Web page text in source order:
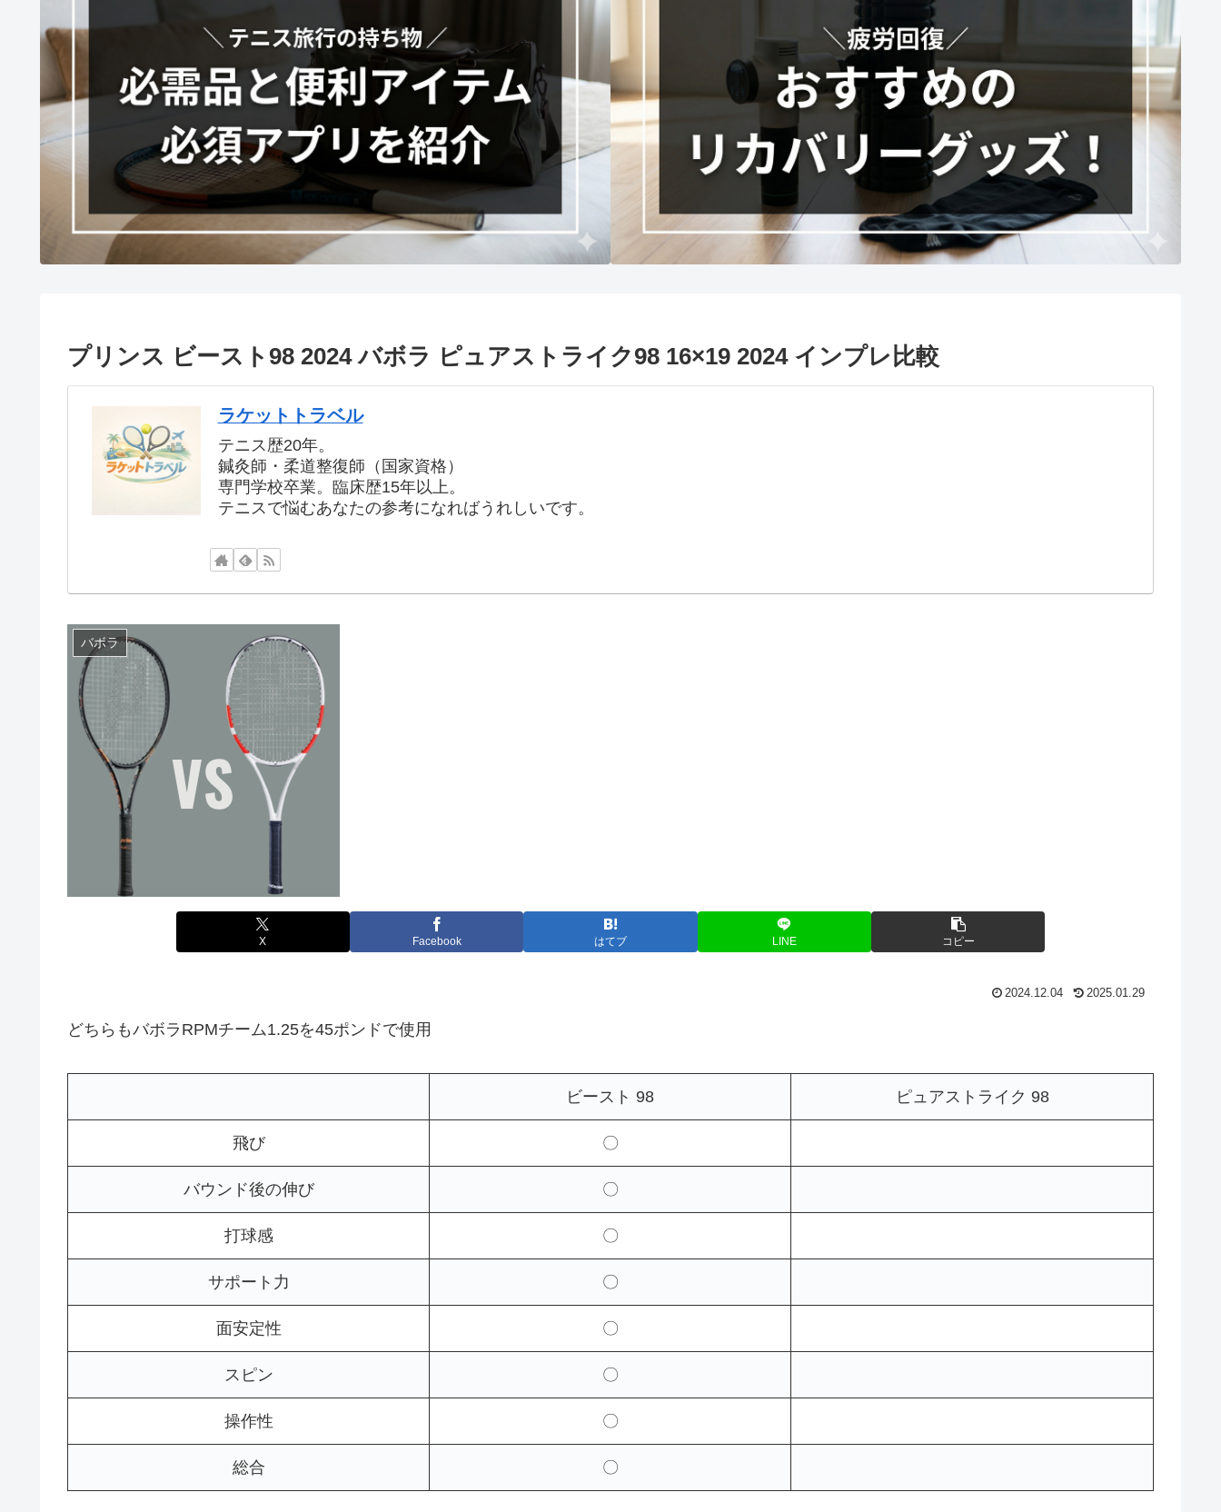
プリンス ビースト98 2024 バボラ ピュアストライク98 16×19 2024 インプレ比較
ラケットトラベル
テニス歴20年。
鍼灸師・柔道整復師（国家資格）
専門学校卒業。臨床歴15年以上。
テニスで悩むあなたの参考になればうれしいです。
バボラ
X Facebook はてブ LINE コピー
2024.12.04 2025.01.29
どちらもバボラRPMチーム1.25を45ポンドで使用
ビースト 98 ピュアストライク 98
飛び 〇
バウンド後の伸び 〇
打球感 〇
サポート力 〇
面安定性 〇
スピン 〇
操作性 〇
総合 〇